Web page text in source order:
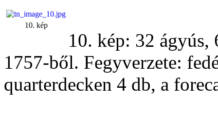
10. kép
10. kép: 32 ágyús,
1757-ből. Fegyverzete:
quarterdecken 4 db, a